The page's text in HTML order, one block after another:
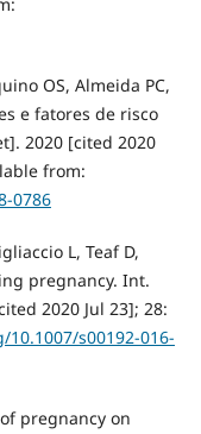
OS, Almeida PC,
e fatores de risco
2020 [cited 2020
from:
0786
L, Teaf D,
pregnancy. Int.
2020 Jul 23]; 28:
s00192-016-
pregnancy on